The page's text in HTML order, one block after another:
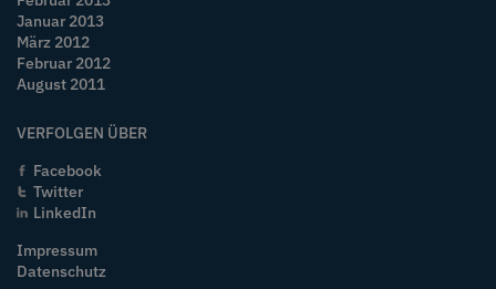
Januar 2013
März 2012
Februar 2012
August 2011
VERFOLGEN ÜBER
Facebook
Twitter
LinkedIn
Impressum
Datenschutz